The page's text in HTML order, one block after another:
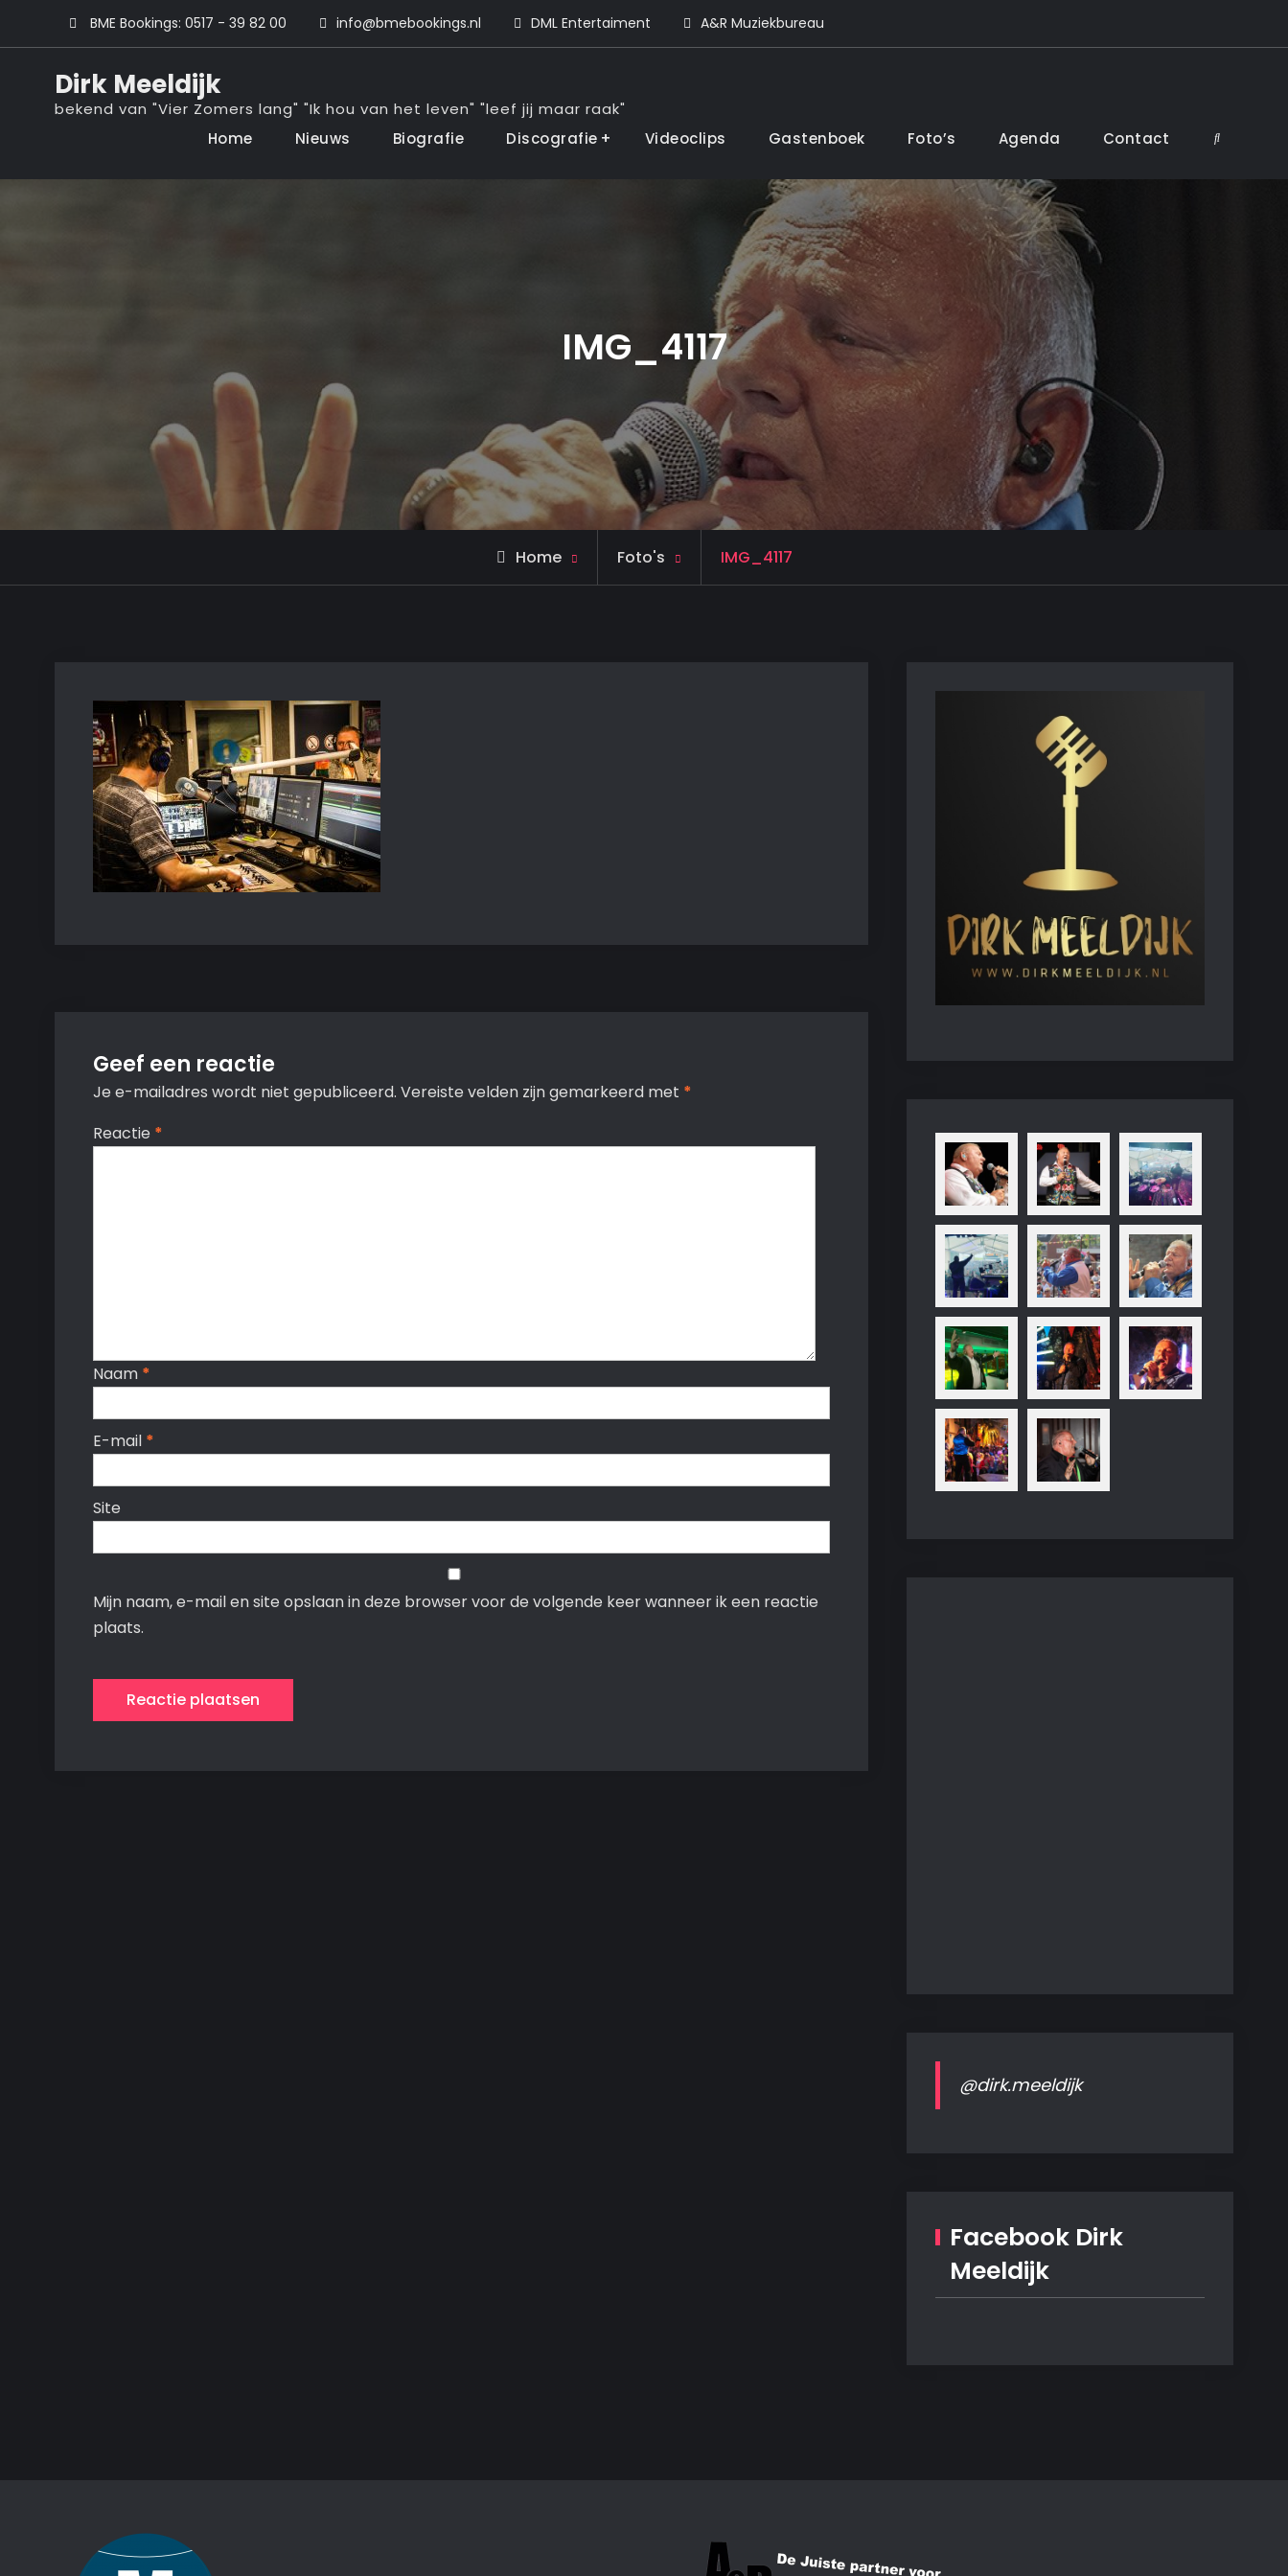
BME Bookings: 0517 - 39 82 00 info@bmebookings.nl DML Entertaiment A&R Muziekbureau
Dirk Meeldijk
bekend van "Vier Zomers lang" "Ik hou van het leven" "leef jij maar raak"
Home
Nieuws Biografie Discografie Videoclips Gastenboek Foto’s Agenda Contact Search
IMG_4117
Home Foto's IMG_4117
Geef een reactie
Je e-mailadres wordt niet gepubliceerd. Vereiste velden zijn gemarkeerd met *
Reactie *
Naam *
E-mail *
Site
Mijn naam, e-mail en site opslaan in deze browser voor de volgende keer wanneer ik een reactie
plaats.
@dirk.meeldijk
Facebook Dirk
Meeldijk